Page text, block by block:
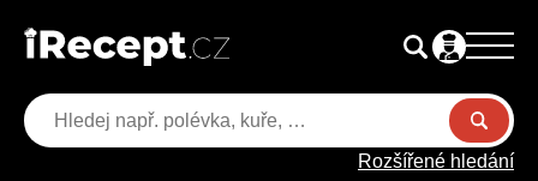
Rozšířené hledání